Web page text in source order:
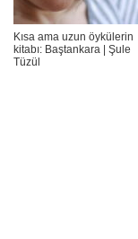
Kısa ama uzun öykülerin
kitabı: Baştankara | Şule
Tüzül